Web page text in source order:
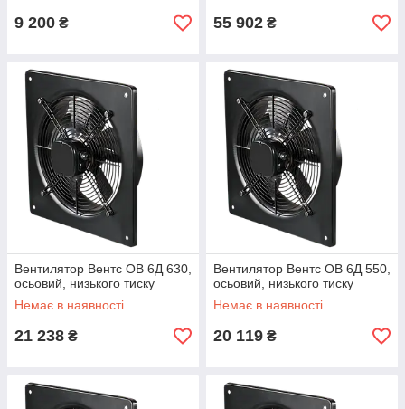
9 200 ₴ 55 902 ₴
Вентилятор Вентс ОВ 6Д 630,
осьовий, низького тиску
Немає в наявності
21 238 ₴
Вентилятор Вентс ОВ 6Д 550,
осьовий, низького тиску
Немає в наявності
20 119 ₴